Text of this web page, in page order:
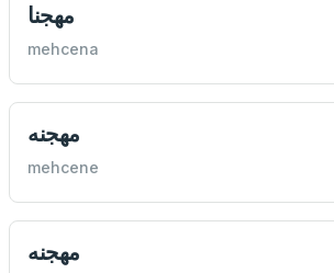
مهجنا
mehcena
مهجنه
mehcene
مهجنه